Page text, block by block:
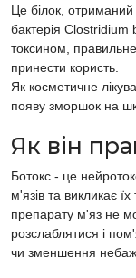
Це білок, отриманий
бактерія
токсином,
принести користь.
Як косметичне
появу зморшок на
Як він
Ботокс - це
м'язів та викликає
препарату м'яз не
розслаблятися і
чи зменшення